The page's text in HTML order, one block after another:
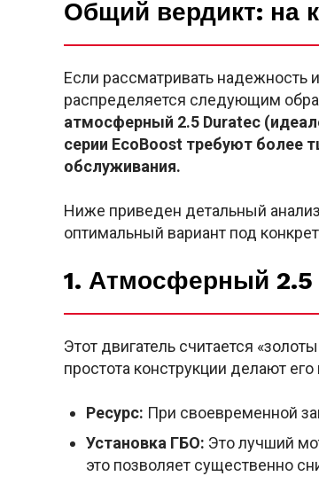
Общий вердикт: на
Если рассматривать надежность
распределяется следующим
атмосферный 2.5 Duratec
серии EcoBoost требуют более
обслуживания.
Ниже приведен детальный
оптимальный вариант под
1. Атмосферный 2.5
Этот двигатель считается
простота конструкции делают
Ресурс: При своевременной
Установка ГБО: Это лучший
это позволяет существенно